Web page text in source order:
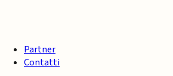
Partner
Contatti